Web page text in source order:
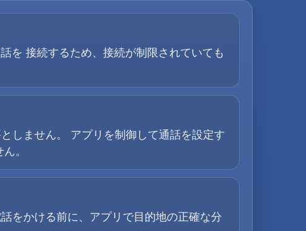
を 接続するため、接続が制限されていても
しません。 アプリを制御して通話を設定す
。
をかける前に、アプリで目的地の正確な分